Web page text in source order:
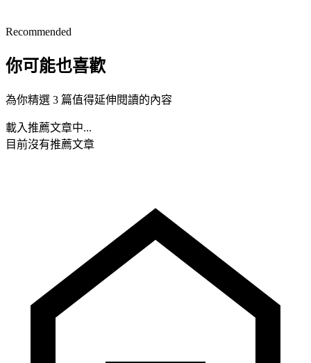
Recommended
你可能也喜歡
為你精選 3 篇值得延伸閱讀的內容
載入推薦文章中...
目前沒有推薦文章